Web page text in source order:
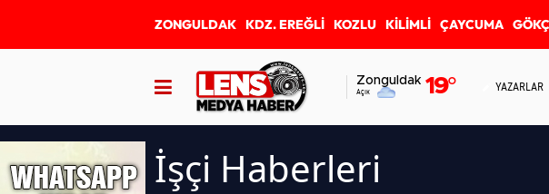
ZONGULDAK KDZ. EREĞLİ KOZLU KİLİMLİ ÇAYCUMA
Zonguldak
Açık 19° YAZARLAR
İşçi Haberleri